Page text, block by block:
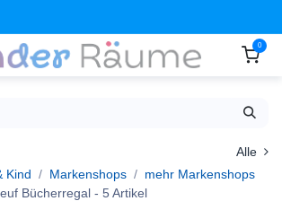
0
Alle
Kind Markenshops
mehr Markenshops
Bücherregal - 5 Artikel